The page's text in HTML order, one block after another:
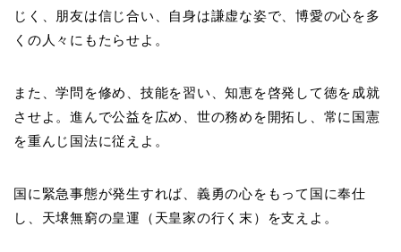
じく、朋友は信じ合い、自身は謙虚な姿で、博愛の心を多
くの人々にもたらせよ。
また、学問を修め、技能を習い、知恵を啓発して徳を成就
させよ。進んで公益を広め、世の務めを開拓し、常に国憲
を重んじ国法に従えよ。
国に緊急事態が発生すれば、義勇の心をもって国に奉仕
し、天壌無窮の皇運（天皇家の行く末）を支えよ。